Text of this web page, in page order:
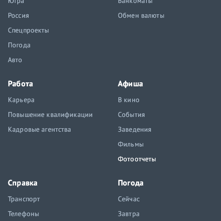
Россия
Спецпроекты
Погода
Авто
Обмен валюты
Работа
Карьера
Повышение квалификации
Кадровые агентства
Афиша
В кино
События
Заведения
Фильмы
Фотоотчеты
Справка
Транспорт
Телефоны
Погода
Сейчас
Завтра